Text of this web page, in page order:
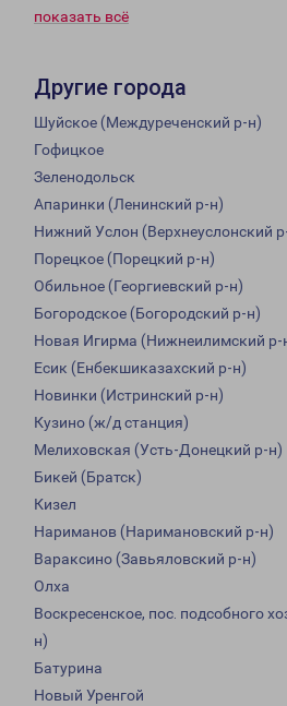
показать всё
Другие города
Шуйское (Междуреченский р-н)
Гофицкое
Зеленодольск
Апаринки (Ленинский р-н)
Нижний Услон (Верхнеуслонский
Порецкое (Порецкий р-н)
Обильное (Георгиевский р-н)
Богородское (Богородский р-н)
Новая Игирма (Нижнеилимский р-
Есик (Енбекшиказахский р-н)
Новинки (Истринский р-н)
Кузино (ж/д станция)
Мелиховская (Усть-Донецкий р-н)
Бикей (Братск)
Кизел
Нариманов (Наримановский р-н)
Вараксино (Завьяловский р-н)
Олха
Воскресенское, пос. подсобного
н)
Батурина
Новый Уренгой